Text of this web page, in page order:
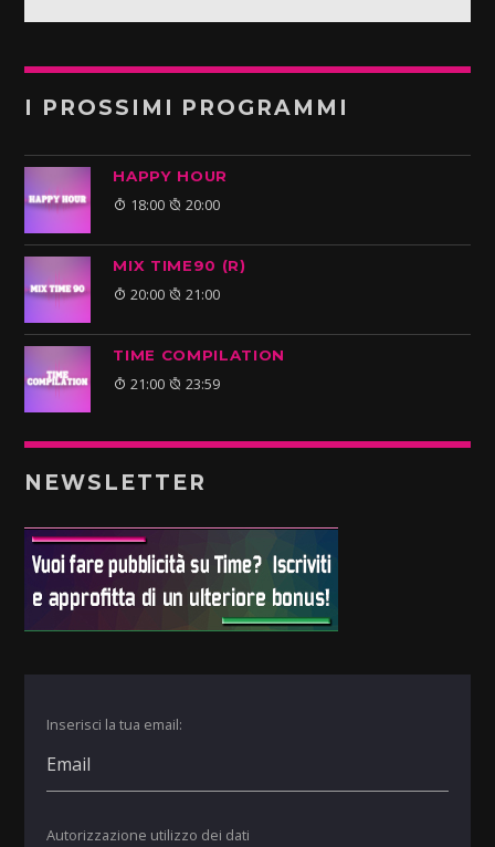
I PROSSIMI PROGRAMMI
HAPPY HOUR
18:00 20:00
MIX TIME90 (R)
20:00 21:00
TIME COMPILATION
21:00 23:59
NEWSLETTER
Inserisci la tua email:
Autorizzazione utilizzo dei dati